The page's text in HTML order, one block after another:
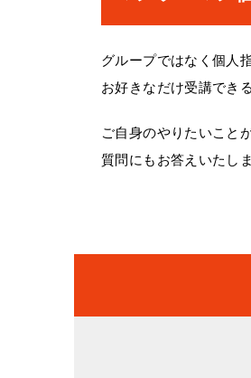
グループではなく個人
お好きなだけ受講でき
ご自身のやりたいこと
質問にもお答えいたしま